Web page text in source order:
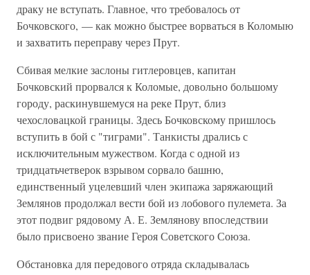
драку не вступать. Главное, что требовалось от
Бочковского, — как можно быстрее ворваться в Коломыю
и захватить переправу через Прут.
Сбивая мелкие заслоны гитлеровцев, капитан
Бочковский прорвался к Коломые, довольно большому
городу, раскинувшемуся на реке Прут, близ
чехословацкой границы. Здесь Бочковскому пришлось
вступить в бой с "тиграми". Танкисты дрались с
исключительным мужеством. Когда с одной из
тридцатьчетверок взрывом сорвало башню,
единственный уцелевший член экипажа заряжающий
Землянов продолжал вести бой из лобового пулемета. За
этот подвиг рядовому А. Е. Землянову впоследствии
было присвоено звание Героя Советского Союза.
Обстановка для передового отряда складывалась